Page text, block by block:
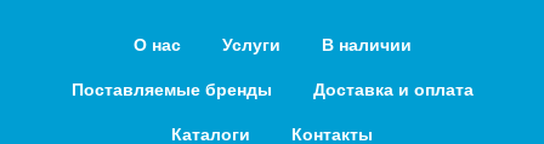
О нас Услуги В наличии
Поставляемые бренды Доставка и оплата
Каталоги Контакты